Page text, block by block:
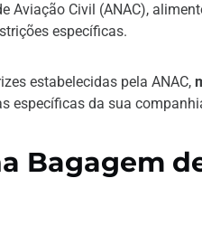
Aviação Civil (ANAC),
específicas.
estabelecidas pela ANAC,
específicas da sua
Bagagem